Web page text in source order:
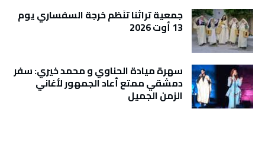
جمعية تراثنا تنَظم خرجة السفساري يوم
13 أوت 2026
سهرة ميادة الحناوي و محمد خيري: سفر
دمشقي ممتع أعاد الجمهور لأغاني
الزمن الجميل